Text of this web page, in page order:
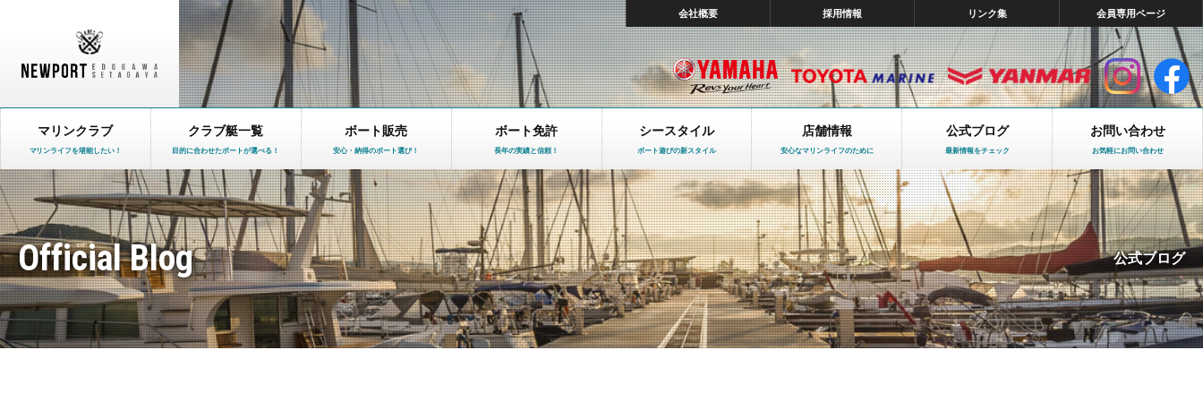
会社概要 採用情報 リンク集 会員専用ページ
マリンクラブ
マリンライフを堪能したい！
クラブ艇一覧
目的に合わせたボートが選べる！
ボート販売
安心・納得のボート選び！
ボート免許
長年の実績と信頼！
シースタイル
ボート遊びの新スタイル
店舗情報
安心なマリンライフのために
公式ブログ
最新情報をチェック
お問い合わせ
お気軽にお問い合わせ
Official Blog 公式ブログ